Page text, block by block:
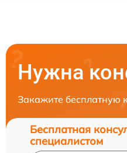
Нужна
Закажите бесплатную
Бесплатная
специалистом